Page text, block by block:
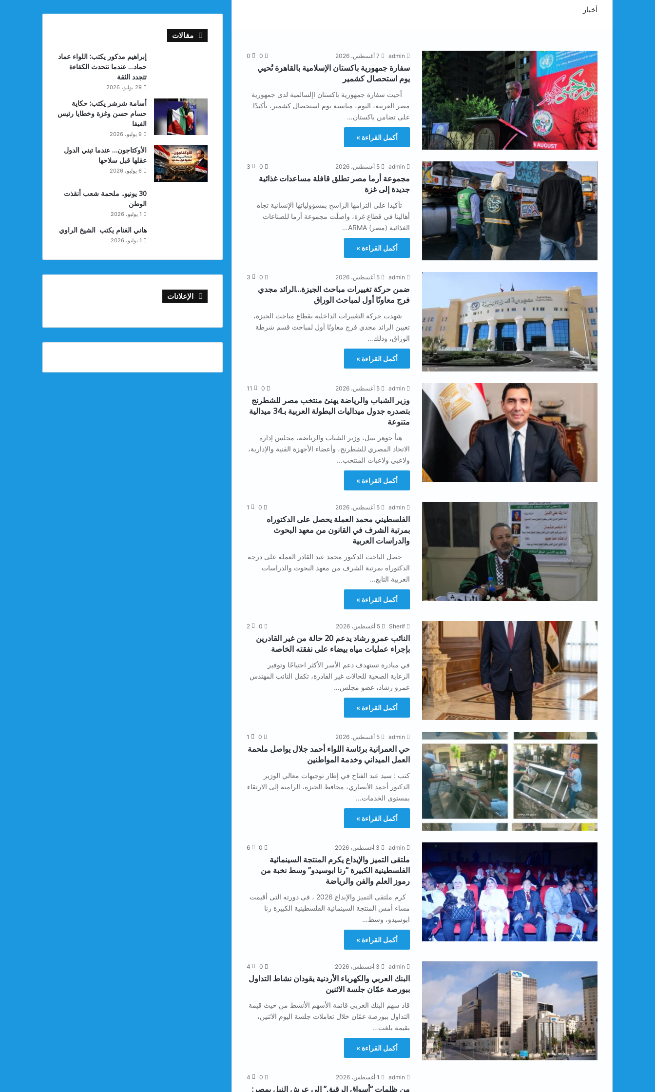
أخبار
admin 7 أغسطس، 2026 0
0
سفارة جمهورية باكستان الإسلامية بالقاهرة تُحيي
يوم استحصال كشمير
أحيت سفارة جمهورية باكستان اإلسالمية لدى جمهورية
مصر العربية، اليوم، مناسبة يوم استحصال كشمير، تأكيدًا
على تضامن باكستان…
أكمل القراءة »
admin 5 أغسطس، 2026 0
3
مجموعة أرما مصر تطلق قافلة مساعدات غذائية
جديدة إلى غزة
تأكيدا على التزامها الراسخ بمسؤولياتها الإنسانية تجاه
أهالينا في قطاع غزة، واصلَت مجموعة أرما للصناعات
الغذائية (مصر) ARMA…
أكمل القراءة »
admin 5 أغسطس، 2026 0
3
ضمن حركة تغييرات مباحث الجيزة…الرائد مجدي
فرج معاونًا أول لمباحث الوراق
شهدت حركة التغييرات الداخلية بقطاع مباحث الجيزة،
تعيين الرائد مجدي فرج معاونًا أول لمباحث قسم شرطة
الوراق، وذلك…
أكمل القراءة »
admin 5 أغسطس، 2026 0
11
وزير الشباب والرياضة يهنئ منتخب مصر للشطرنج
بتصدره جدول ميداليات البطولة العربية بـ34 ميدالية
متنوعة
هنأ جوهر نبيل، وزير الشباب والرياضة، مجلس إدارة
الاتحاد المصري للشطرنج، وأعضاء الأجهزة الفنية والإدارية،
ولاعبي ولاعبات المنتخب…
أكمل القراءة »
admin 5 أغسطس، 2026 0
1
الفلسطيني محمد العملة يحصل على الدكتوراه
بمرتبة الشرف في القانون من معهد البحوث
والدراسات العربية
حصل الباحث الدكتور محمد عبد القادر العملة على درجة
الدكتوراه بمرتبة الشرف من معهد البحوث والدراسات
العربية التابع…
أكمل القراءة »
Sherif 5 أغسطس، 2026 0
2
النائب عمرو رشاد يدعم 20 حالة من غير القادرين
بإجراء عمليات مياه بيضاء على نفقته الخاصة
في مبادرة تستهدف دعم الأسر الأكثر احتياجًا وتوفير
الرعاية الصحية للحالات غير القادرة، تكفل النائب المهندس
عمرو رشاد، عضو مجلس…
أكمل القراءة »
admin 5 أغسطس، 2026 0
1
حي العمرانية برئاسة اللواء أحمد جلال يواصل ملحمة
العمل الميداني وخدمة المواطنين
كتب : سيد عبد الفتاح في إطار توجيهات معالي الوزير
الدكتور أحمد الأنصاري، محافظ الجيزة، الرامية إلى الارتقاء
بمستوى الخدمات…
أكمل القراءة »
admin 3 أغسطس، 2026 0
6
ملتقى التميز والإبداع يكرم المنتجة السينمائية
الفلسطينية الكبيرة “رنا ابوسيدو” وسط نخبة من
رموز العلم والفن والرياضة
كرم ملتقى التميز والإبداع 2026 ، فى دورته التى أقيمت
مساء أمس المنتجة السينمائية الفلسطينية الكبيرة رنا
ابوسيدو، وسط…
أكمل القراءة »
admin 3 أغسطس، 2026 0
4
البنك العربي والكهرباء الأردنية يقودان نشاط التداول
ببورصة عمّان جلسة الاثنين
قاد سهم البنك العربي قائمة الأسهم الأنشط من حيث قيمة
التداول ببورصة عمّان خلال تعاملات جلسة اليوم الاثنين،
بقيمة بلغت…
أكمل القراءة »
admin 1 أغسطس، 2026 0
4
من ظلمات “أسواق الرقيق” إلى عرش النبل بمصر:
مقالات
إبراهيم مدكور يكتب: اللواء عماد
حماد… عندما تتحدث الكفاءة
تتجدد الثقة
29 يوليو، 2026
أسامة شرشر يكتب: حكاية
حسام حسن وغزة وخطايا رئيس
الفيفا
9 يوليو، 2026
الأوكتاجون… عندما تبني الدول
عقلها قبل سلاحها
6 يوليو، 2026
30 يونيو.. ملحمة شعب أنقذت
الوطن
1 يوليو، 2026
هاني الغنام يكتب الشيخ الراوي
1 يوليو، 2026
الإعلانات